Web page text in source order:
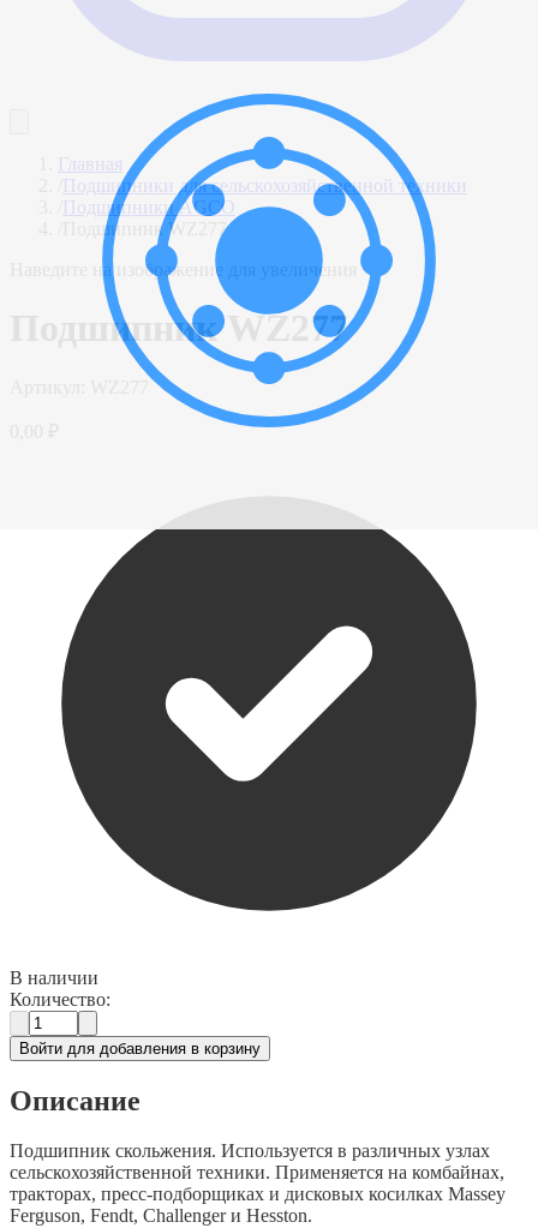
Главная
Подшипники для сельскохозяйственной техники
Подшипники AGCO
Подшипник WZ277
Наведите на изображение для увеличения
Подшипник WZ277
В наличии
Количество:
Войти для добавления в корзину
Описание
Подшипник скольжения. Используется в различных узлах
сельскохозяйственной техники. Применяется на комбайнах,
тракторах, пресс-подборщиках и дисковых косилках Massey
Ferguson, Fendt, Challenger и Hesston.